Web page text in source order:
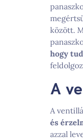
között.
hogy
A
A
és
azzal